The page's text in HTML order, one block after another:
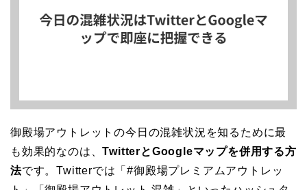
御殿場アウトレットの今日の混雑状況を知るために最
も効果的なのは、TwitterとGoogleマップを併用する方
法です。Twitterでは「#御殿場プレミアムアウトレッ